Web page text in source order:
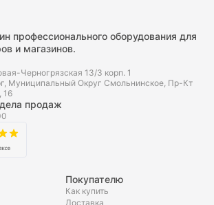
профессионального оборудования для
и магазинов.
Черногрязская 13/3 корп. 1
Муниципальный Округ Смольнинское, Пр-Кт
16
продаж
Покупателю
Как купить
Доставка